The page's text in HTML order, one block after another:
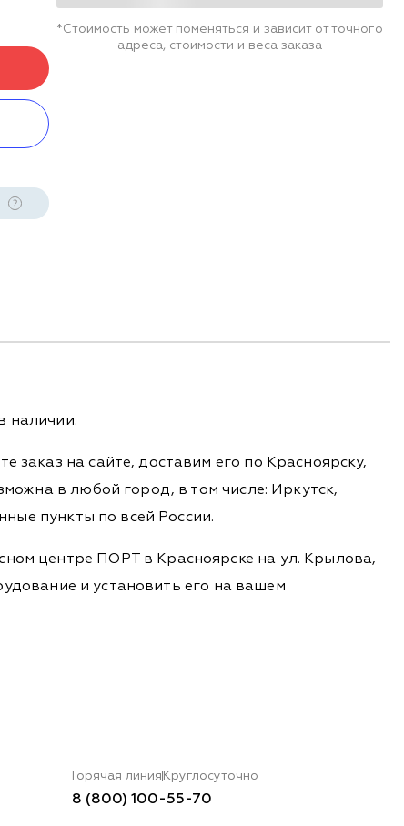
*Стоимость может поменяться и зависит от точного
адреса, стоимости и веса заказа
наличии.
заказ на сайте, доставим его по Красноярску,
в любой город, в том числе: Иркутск,
пункты по всей России.
центре ПОРТ в Красноярске на ул. Крылова,
и установить его на вашем
Горячая линия Круглосуточно
8 (800) 100-55-70